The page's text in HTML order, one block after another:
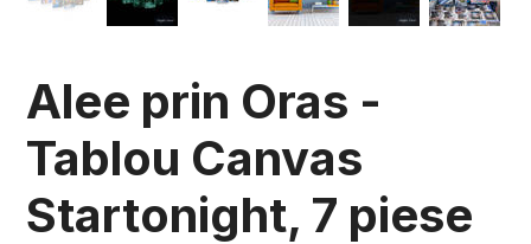
Alee prin Oras -
Tablou Canvas
Startonight, 7 piese